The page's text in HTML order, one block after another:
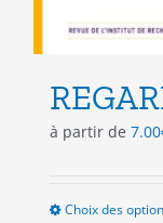
à partir de 7.00
Choix des